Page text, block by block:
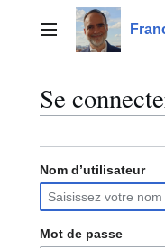
contenuMenu principal
Se
Nom d’utilisateur
Mot de passe